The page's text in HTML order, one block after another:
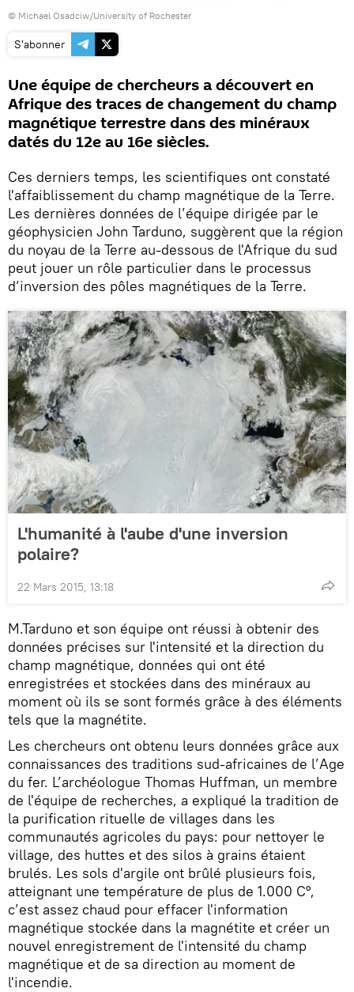
© Michael Osadciw/University of Rochester
S'abonner
Une équipe de chercheurs a découvert en
Afrique des traces de changement du champ
magnétique terrestre dans des minéraux
datés du 12e au 16e siècles.
Ces derniers temps, les scientifiques ont constaté
l'affaiblissement du champ magnétique de la Terre.
Les dernières données de l’équipe dirigée par le
géophysicien John Tarduno, suggèrent que la région
du noyau de la Terre au-dessous de l'Afrique du sud
peut jouer un rôle particulier dans le processus
d’inversion des pôles magnétiques de la Terre.
L'humanité à l'aube d'une inversion
polaire?
22 Mars 2015, 13:18
M.Tarduno et son équipe ont réussi à obtenir des
données précises sur l'intensité et la direction du
champ magnétique, données qui ont été
enregistrées et stockées dans des minéraux au
moment où ils se sont formés grâce à des éléments
tels que la magnétite.
Les chercheurs ont obtenu leurs données grâce aux
connaissances des traditions sud-africaines de l’Age
du fer. L’archéologue Thomas Huffman, un membre
de l'équipe de recherches, a expliqué la tradition de
la purification rituelle de villages dans les
communautés agricoles du pays: pour nettoyer le
village, des huttes et des silos à grains étaient
brulés. Les sols d'argile ont brûlé plusieurs fois,
atteignant une température de plus de 1.000 C°,
c’est assez chaud pour effacer l'information
magnétique stockée dans la magnétite et créer un
nouvel enregistrement de l'intensité du champ
magnétique et de sa direction au moment de
l'incendie.